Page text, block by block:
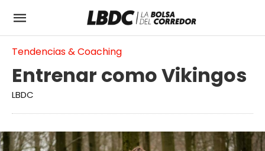
Tendencias & Coaching
Entrenar como Vikingos
LBDC